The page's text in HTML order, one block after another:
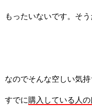
もったいないです。そう
なのでそんな空しい気
すでに購入している人